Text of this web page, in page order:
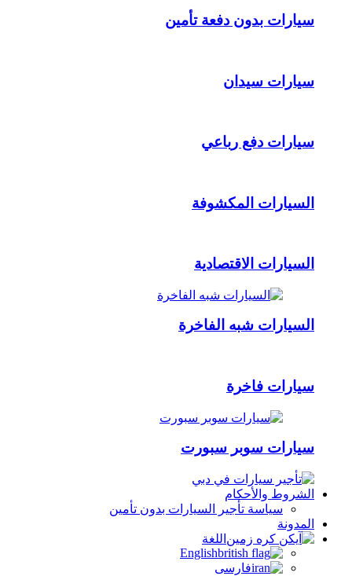
سيارات بدون دفعة تأمين
سيارات سيدان
سيارات دفع رباعي
السيارات المكشوفة
السيارات الاقتصادية
السيارات شبه الفاخرة
سيارات فاخرة
سيارات سوبر سبورت
الشروط والأحكام
سياسة تأجير السيارات بدون تأمين
المدونة
اللغة
English
فارسی